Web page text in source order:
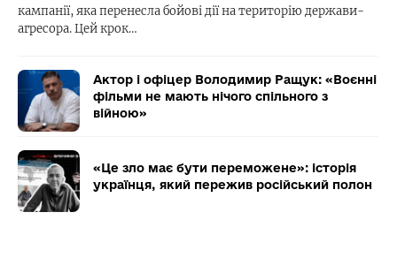
кампанії, яка перенесла бойові дії на територію держави-
агресора. Цей крок…
Актор і офіцер Володимир Ращук: «Воєнні
фільми не мають нічого спільного з
війною»
«Це зло має бути переможене»: історія
українця, який пережив російський полон